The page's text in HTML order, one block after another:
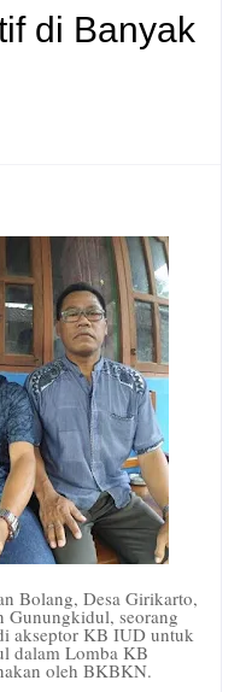
di Banyak
Bolang, Desa Girikarto,
Gunungkidul, seorang
akseptor KB IUD untuk
dalam Lomba KB
oleh BKBKN.